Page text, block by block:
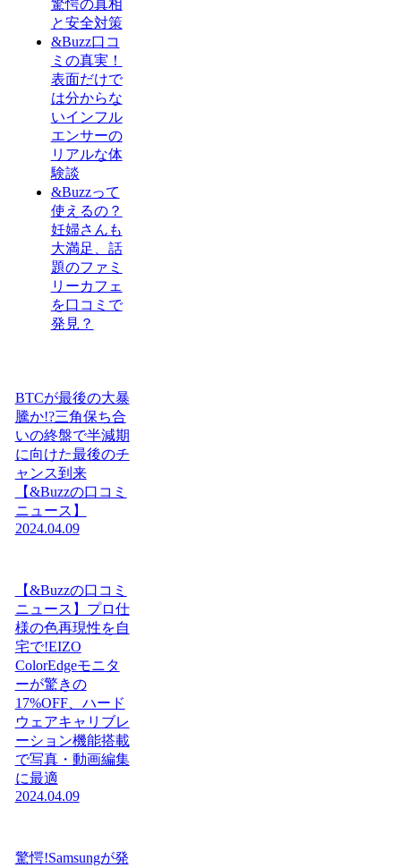
驚愕の真相
と安全対策
&Buzz口コ
ミの真実！
表面だけで
は分からな
いインフル
エンサーの
リアルな体
験談
&Buzzって
使えるの？
妊婦さんも
大満足、話
題のファミ
リーカフェ
を口コミで
発見？
BTCが最後の大暴
騰か!?三角保ち合
いの終盤で半減期
に向けた最後のチ
ャンス到来
【&Buzzの口コミ
ニュース】
2024.04.09
【&Buzzの口コミ
ニュース】プロ仕
様の色再現性を自
宅で!EIZO
ColorEdgeモニタ
ーが驚きの
17%OFF、ハード
ウェアキャリブレ
ーション機能搭載
で写真・動画編集
に最適
2024.04.09
驚愕!Samsungが発